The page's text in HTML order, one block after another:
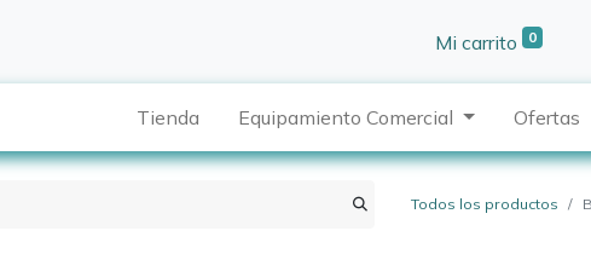
Mi carrito 0
Tienda Equipamiento Comercial Ofertas
Todos los productos